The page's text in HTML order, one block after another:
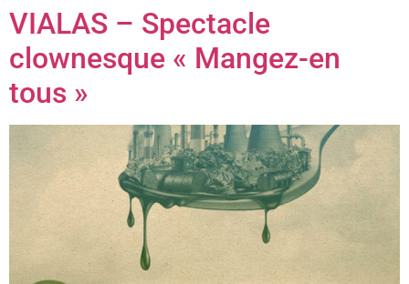
VIALAS – Spectacle
clownesque « Mangez-en
tous »